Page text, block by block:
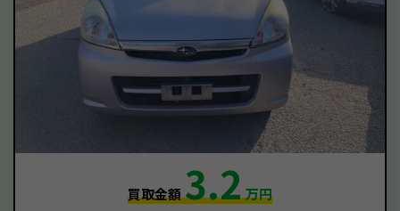
買取金額3.2万円